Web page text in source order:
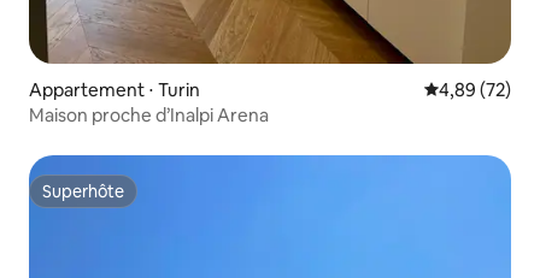
Appartement ⋅ Turin Évaluation
4,89 (72)
Maison proche d’Inalpi Arena
Superhôte
Superhôte